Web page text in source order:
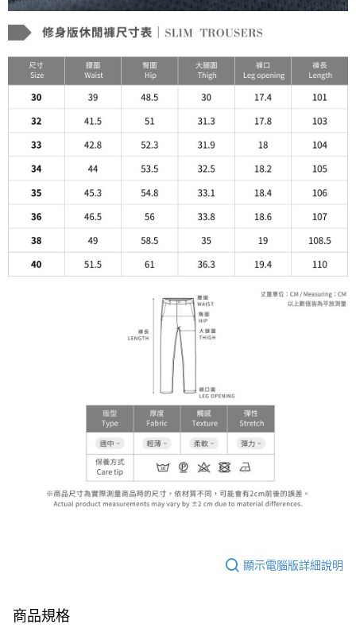
顯示電腦版詳細說明
商品規格